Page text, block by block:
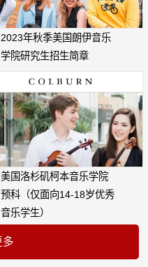
2023年秋季美国朗伊音乐
学院研究生招生简章
美国洛杉矶柯本音乐学院
预科（仅面向14-18岁优秀
音乐学生）